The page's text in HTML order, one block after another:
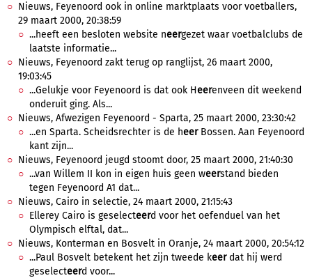
Nieuws, Feyenoord ook in online marktplaats voor voetballers,
29 maart 2000, 20:38:59
...heeft een besloten website neergezet waar voetbalclubs de
laatste informatie...
Nieuws, Feyenoord zakt terug op ranglijst, 26 maart 2000,
19:03:45
...Gelukje voor Feyenoord is dat ook Heerenveen dit weekend
onderuit ging. Als...
Nieuws, Afwezigen Feyenoord - Sparta, 25 maart 2000, 23:30:42
...en Sparta. Scheidsrechter is de heerBossen. Aan Feyenoord
kant zijn...
Nieuws, Feyenoord jeugd stoomt door, 25 maart 2000, 21:40:30
...van Willem II kon in eigen huis geen weerstand bieden
tegen Feyenoord A1 dat...
Nieuws, Cairo in selectie, 24 maart 2000, 21:15:43
Ellerey Cairo is geselecteerd voor het oefenduel van het
Olympisch elftal, dat...
Nieuws, Konterman en Bosvelt in Oranje, 24 maart 2000, 20:54:12
...Paul Bosvelt betekent het zijn tweede keerdat hij werd
geselecteerd voor...